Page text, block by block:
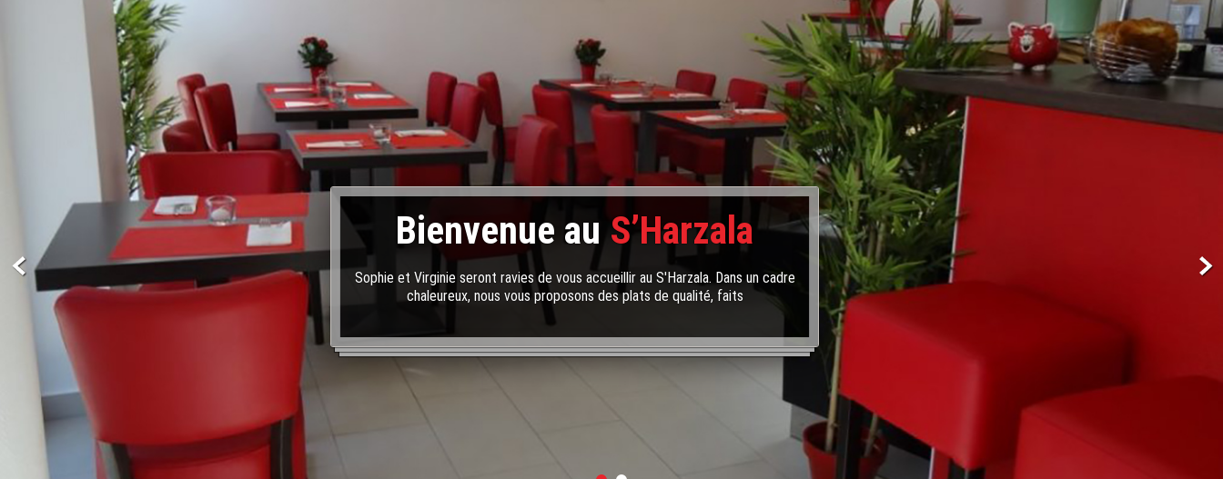
Bienvenue au S’Harzala
Sophie et Virginie seront ravies de vous accueillir au S'Harzala. Dans un cadre
chaleureux, nous vous proposons des plats de qualité, faits